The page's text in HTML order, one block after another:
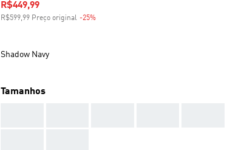
Preço com desconto
R$449,99
R$599,99 Preço original -25%
Shadow Navy
Tamanhos